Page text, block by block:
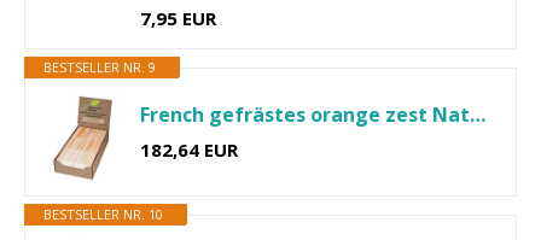
7,95 EUR
BESTSELLER NR. 9
French gefrästes orange zest Natürliche Seife (12)
182,64 EUR
BESTSELLER NR. 10